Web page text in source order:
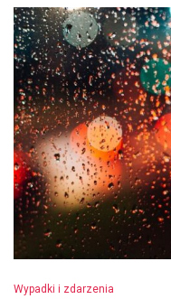
Wypadki i zdarzenia